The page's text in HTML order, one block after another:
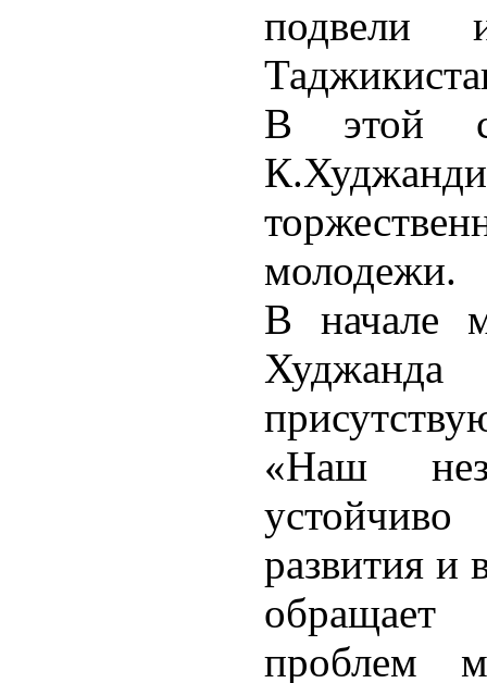
подвели
В этой
молодежи.
В начале
«Наш
развития и
проблем